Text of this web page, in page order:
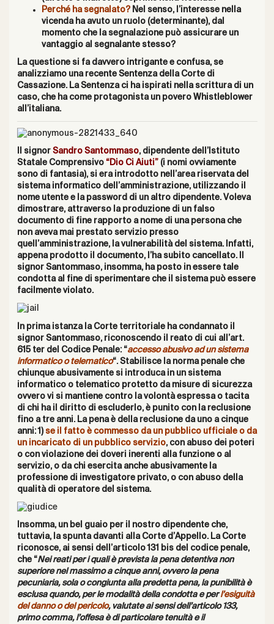
Perché ha segnalato?Nel senso, l’interesse nella
vicenda ha avuto un ruolo (determinante), dal
momento che la segnalazione può assicurare un
vantaggio al segnalante stesso?
La questione si fa davvero intrigante e confusa, se
analizziamo una recente Sentenza della Corte di
Cassazione. La Sentenza ci ha ispirati nella scrittura di un
caso, che ha come protagonista un povero Whistleblower
all’italiana.
Il signor Sandro Santommaso, dipendente dell’Istituto
Statale Comprensivo “Dio Ci Aiuti” (i nomi ovviamente
sono di fantasia), si era introdotto nell’area riservata del
sistema informatico dell’amministrazione, utilizzando il
nome utente e la password di un altro dipendente. Voleva
dimostrare, attraverso la produzione di un falso
documento di fine rapporto a nome di una persona che
non aveva mai prestato servizio presso
quell’amministrazione, la vulnerabilità del sistema. Infatti,
appena prodotto il documento, l’ha subito cancellato. Il
signor Santommaso, insomma, ha posto in essere tale
condotta al fine di sperimentare che il sistema può essere
facilmente violato.
In prima istanza la Corte territoriale ha condannato il
signor Santommaso, riconoscendo il reato di cui all’art.
615 ter del Codice Penale: “accesso abusivo ad un sistema
informatico o telematico“. Stabilisce la norma penale che
chiunque abusivamente si introduca in un sistema
informatico o telematico protetto da misure di sicurezza
ovvero vi si mantiene contro la volontà espressa o tacita
di chi ha il diritto di escluderlo, è punito con la reclusione
fino a tre anni. La pena è della reclusione da uno a cinque
anni: 1) se il fatto è commesso da un pubblico ufficiale o da
un incaricato di un pubblico servizio, con abuso dei poteri
o con violazione dei doveri inerenti alla funzione o al
servizio, o da chi esercita anche abusivamente la
professione di investigatore privato, o con abuso della
qualità di operatore del sistema.
Insomma, un bel guaio per il nostro dipendente che,
tuttavia, la spunta davanti alla Corte d’Appello. La Corte
riconosce, ai sensi dell’articolo 131 bis del codice penale,
che “Nei reati per i quali è prevista la pena detentiva non
superiore nel massimo a cinque anni, ovvero la pena
pecuniaria, sola o congiunta alla predetta pena, la punibilità è
esclusa quando, per le modalità della condotta e perl’esiguità
del danno o del pericolo, valutate ai sensi dell’articolo 133,
primo comma, l’offesa è di particolare tenuità e il